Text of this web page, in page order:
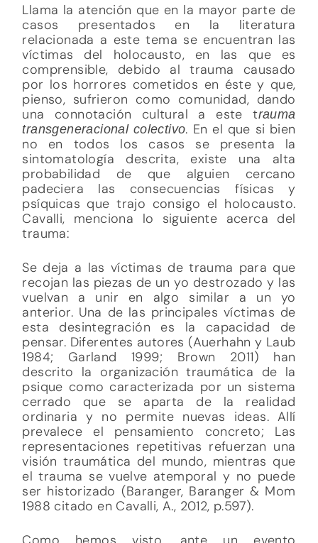
Llama la atención que en la mayor parte de
casos presentados en la literatura
relacionada a este tema se encuentran las
víctimas del holocausto, en las que es
comprensible, debido al trauma causado
por los horrores cometidos en éste y que,
pienso, sufrieron como comunidad, dando
una connotación cultural a este trauma
transgeneracional colectivo. En el que si bien
no en todos los casos se presenta la
sintomatología descrita, existe una alta
probabilidad de que alguien cercano
padeciera las consecuencias físicas y
psíquicas que trajo consigo el holocausto.
Cavalli, menciona lo siguiente acerca del
trauma:
Se deja a las víctimas de trauma para que
recojan las piezas de un yo destrozado y las
vuelvan a unir en algo similar a un yo
anterior. Una de las principales víctimas de
esta desintegración es la capacidad de
pensar. Diferentes autores (Auerhahn y Laub
1984; Garland 1999; Brown 2011) han
descrito la organización traumática de la
psique como caracterizada por un sistema
cerrado que se aparta de la realidad
ordinaria y no permite nuevas ideas. Allí
prevalece el pensamiento concreto; Las
representaciones repetitivas refuerzan una
visión traumática del mundo, mientras que
el trauma se vuelve atemporal y no puede
ser historizado (Baranger, Baranger & Mom
1988 citado en Cavalli, A., 2012, p.597).